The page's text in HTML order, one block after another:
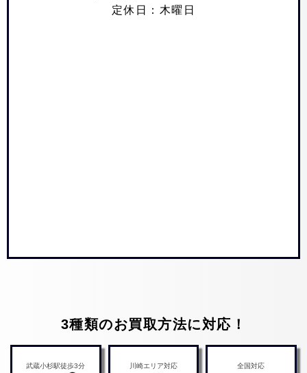
定休日：木曜日
3種類のお買取方法に対応！
武蔵小杉駅徒歩3分 川崎エリア対応 全国対応